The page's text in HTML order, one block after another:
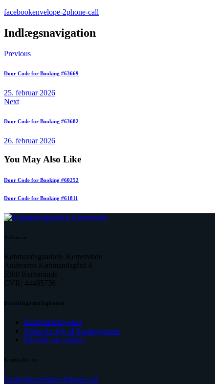
facebookenvelope-2phone-call
Indlægsnavigation
Previous
Door Code for Booking #63669
25. februar 2026
Next
Door Code for Booking #63682
26. februar 2026
You May Also Like
Door Code for Booking #60252
Door Code for Booking #61811
Adresse
Købmandsgaarden Kerteminde
Andresens Købmandsgård 4
5300 Kerteminde
CVR: 44465736
Betalingsmuligheder
Handelsbetingelser
Vilkår for leje af Samlingsstuen
Privatliv og cookies
Kontakt os
facebookenvelope-2phone-call